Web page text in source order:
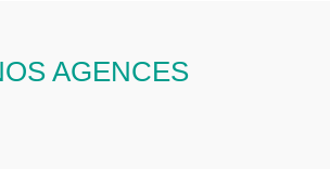
AGENCES